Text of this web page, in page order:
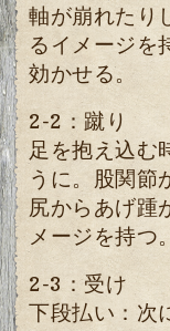
軸が崩れたり
るイメージを
効かせる。
2-2：蹴り
足を抱え込む
うに。股関節
尻からあげ踵
メージを持つ。
2-3：受け
下段払い：次